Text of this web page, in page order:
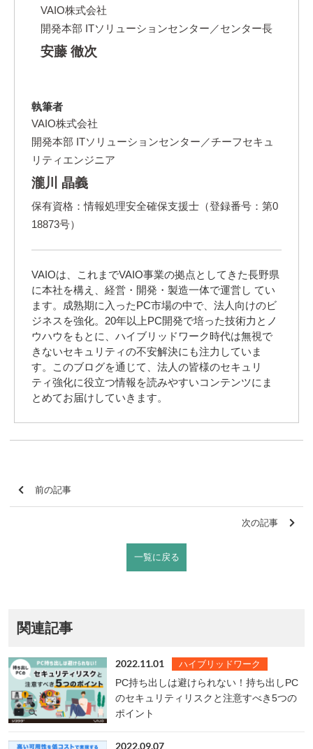
VAIO株式会社
開発本部 ITソリューションセンター／センター長
安藤 徹次
執筆者
VAIO株式会社
開発本部 ITソリューションセンター／チーフセキュ
リティエンジニア
瀧川 晶義
保有資格：情報処理安全確保支援士（登録番号：第0
18873号）
VAIOは、これまでVAIO事業の拠点としてきた長野県
に本社を構え、経営・開発・製造一体で運営し てい
ます。成熟期に入ったPC市場の中で、法人向けのビ
ジネスを強化。20年以上PC開発で培った技術力とノ
ウハウをもとに、ハイブリッドワーク時代は無視で
きないセキュリティの不安解決にも注力していま
す。このブログを通じて、法人の皆様のセキュリ
ティ強化に役立つ情報を読みやすいコンテンツにま
とめてお届けしていきます。
前の記事
一覧に戻る
次の記事
関連記事
2022.11.01 ハイブリッドワーク
PC持ち出しは避けられない！持ち出しPC
のセキュリティリスクと注意すべき5つの
ポイント
2022.09.07